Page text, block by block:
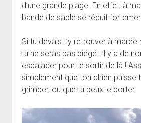
d’une grande plage. En effet, à
bande de sable se réduit
Si tu devais t’y retrouver à marée
tu ne seras pas piégé : il y a de
escalader pour te sortir de là !
simplement que ton chien puisse
grimper, ou que tu peux le porter.